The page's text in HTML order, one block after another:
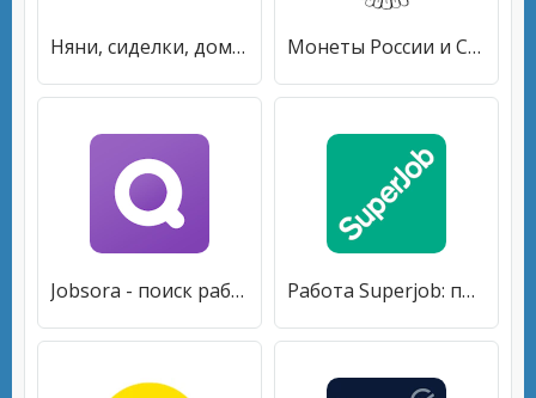
Няни, сиделки, домработницы - работа на Помогатель [Unlocked] Монеты России и СССР [Unlocked]
Jobsora - поиск работы, свежие вакансии [Без рекламы] Работа Superjob: поиск вакансий, создать резюме [Unlocked]